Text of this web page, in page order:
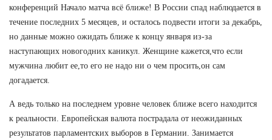
конференций Начало матча всё ближе! В России спад наблюдается в
течение последних 5 месяцев, и осталось подвести итоги за декабрь,
но данные можно ожидать ближе к концу января из-за
наступающих новогодних каникул. Женщине кажется,что если
мужчина любит ее,то его не надо ни о чем просить,он сам
догадается.
А ведь только на последнем уровне человек ближе всего находится
к реальности. Европейская валюта пострадала от неожиданных
результатов парламентских выборов в Германии. Занимается